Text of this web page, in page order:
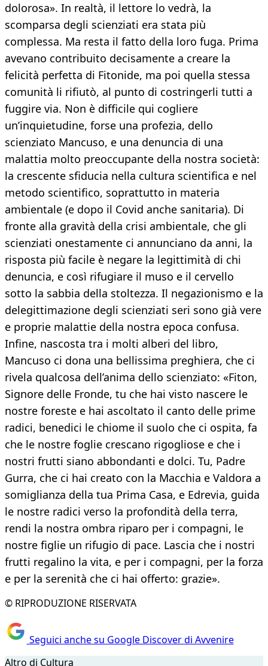
dolorosa». In realtà, il lettore lo vedrà, la
scomparsa degli scienziati era stata più
complessa. Ma resta il fatto della loro fuga. Prima
avevano contribuito decisamente a creare la
felicità perfetta di Fitonide, ma poi quella stessa
comunità li rifiutò, al punto di costringerli tutti a
fuggire via. Non è difficile qui cogliere
un’inquietudine, forse una profezia, dello
scienziato Mancuso, e una denuncia di una
malattia molto preoccupante della nostra società:
la crescente sfiducia nella cultura scientifica e nel
metodo scientifico, soprattutto in materia
ambientale (e dopo il Covid anche sanitaria). Di
fronte alla gravità della crisi ambientale, che gli
scienziati onestamente ci annunciano da anni, la
risposta più facile è negare la legittimità di chi
denuncia, e così rifugiare il muso e il cervello
sotto la sabbia della stoltezza. Il negazionismo e la
delegittimazione degli scienziati seri sono già vere
e proprie malattie della nostra epoca confusa.
Infine, nascosta tra i molti alberi del libro,
Mancuso ci dona una bellissima preghiera, che ci
rivela qualcosa dell’anima dello scienziato: «Fiton,
Signore delle Fronde, tu che hai visto nascere le
nostre foreste e hai ascoltato il canto delle prime
radici, benedici le chiome il suolo che ci ospita, fa
che le nostre foglie crescano rigogliose e che i
nostri frutti siano abbondanti e dolci. Tu, Padre
Gurra, che ci hai creato con la Macchia e Valdora a
somiglianza della tua Prima Casa, e Edrevia, guida
le nostre radici verso la profondità della terra,
rendi la nostra ombra riparo per i compagni, le
nostre figlie un rifugio di pace. Lascia che i nostri
frutti regalino la vita, e per i compagni, per la forza
e per la serenità che ci hai offerto: grazie».
© RIPRODUZIONE RISERVATA
Seguici anche su Google Discover di Avvenire
Altro di Cultura